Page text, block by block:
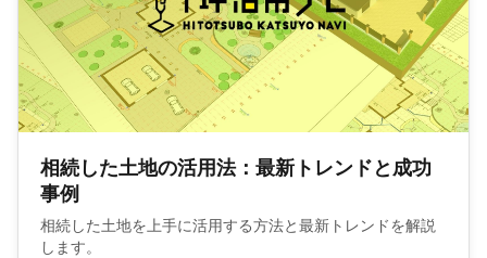
相続した土地の活用法：最新トレンドと成功
事例
相続した土地を上手に活用する方法と最新トレンドを解説
します。